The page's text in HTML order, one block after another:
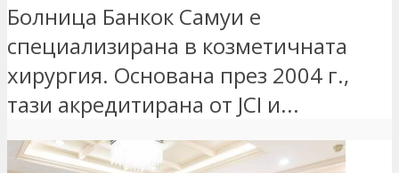
Болница Банкок Самуи е
специализирана в козметичната
хирургия. Основана през 2004 г.,
тази акредитирана от JCI и...